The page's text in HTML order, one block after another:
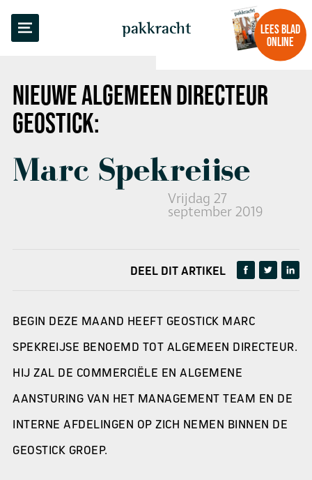
pakkracht
LEES BLAD
ONLINE
NIEUWE ALGEMEEN DIRECTEUR
GEOSTICK:
Marc Spekreijse
Vrijdag 27
september 2019
TERUG NAAR OVERZICHT
DEEL DIT ARTIKEL
BEGIN DEZE MAAND HEEFT GEOSTICK MARC
SPEKREIJSE BENOEMD TOT ALGEMEEN DIRECTEUR.
HIJ ZAL DE COMMERCIËLE EN ALGEMENE
AANSTURING VAN HET MANAGEMENT TEAM EN DE
INTERNE AFDELINGEN OP ZICH NEMEN BINNEN DE
GEOSTICK GROEP.